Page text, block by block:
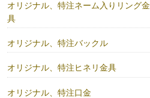
オリジナル、特注ネーム入りリング金
具
オリジナル、特注バックル
オリジナル、特注ヒネリ金具
オリジナル、特注口金